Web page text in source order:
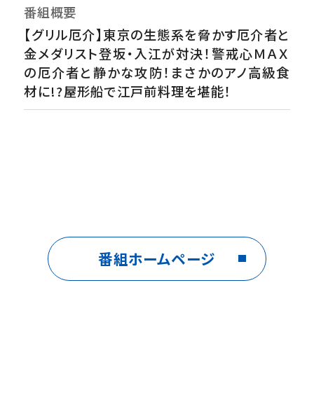
番組概要
【グリル厄介】東京の生態系を脅かす厄介者と
金メダリスト登坂・入江が対決！警戒心ＭＡＸ
の厄介者と静かな攻防！まさかのアノ高級食
材に!?屋形船で江戸前料理を堪能！
番組ホームページ